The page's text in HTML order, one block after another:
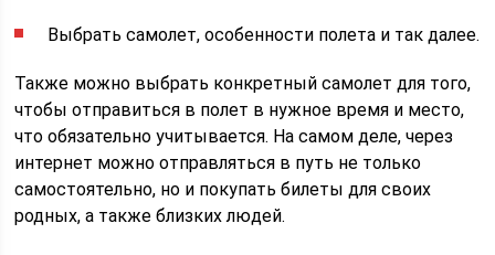
Выбрать самолет, особенности полета и так далее.
Также можно выбрать конкретный самолет для того,
чтобы отправиться в полет в нужное время и место,
что обязательно учитывается. На самом деле, через
интернет можно отправляться в путь не только
самостоятельно, но и покупать билеты для своих
родных, а также близких людей.